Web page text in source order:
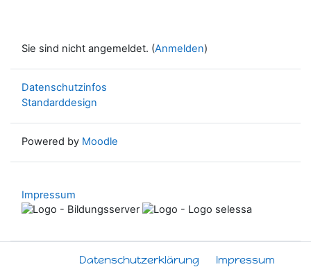
Sie sind nicht angemeldet. (Anmelden)
Datenschutzinfos
Standarddesign
Powered by Moodle
Impressum
Datenschutzerklärung Impressum